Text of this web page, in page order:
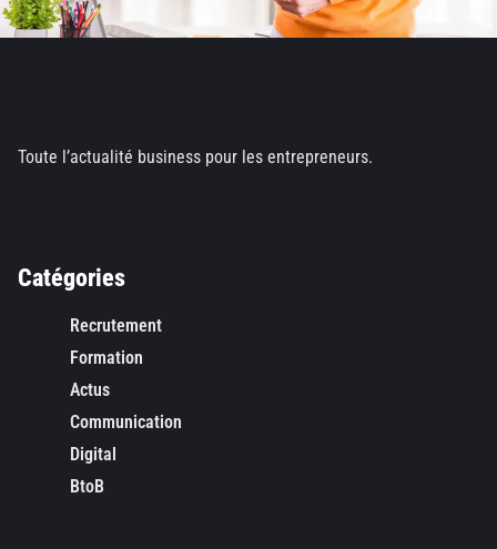
Toute l’actualité business pour les entrepreneurs.
Catégories
Recrutement
Formation
Actus
Communication
Digital
BtoB